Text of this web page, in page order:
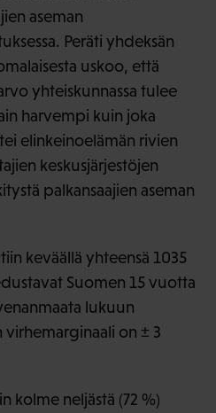
aseman
Peräti yhdeksän
uskoo, että
yhteiskunnassa tulee
harvempi kuin joka
elinkeinoelämän rivien
keskusjärjestöjen
palkansaajien aseman
keväällä yhteensä 1035
Suomen 15 vuotta
lukuun
on ± 3
kolme neljästä (72 %)